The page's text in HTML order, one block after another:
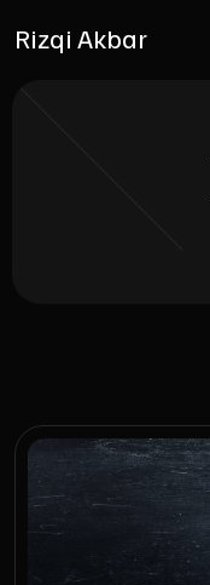
Rizqi Akbar